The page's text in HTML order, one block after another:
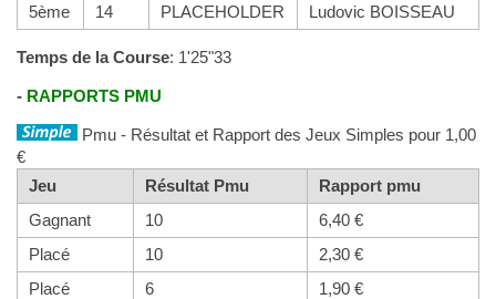
5ème
14 PLACEHOLDER Ludovic BOISSEAU
Temps de la Course: 1'25"33
- RAPPORTS PMU
Pmu - Résultat et Rapport des Jeux Simples pour 1,00
€
Jeu
Résultat Pmu
Rapport pmu
Gagnant
10
6,40 €
Placé
10
2,30 €
Placé
6
1,90 €